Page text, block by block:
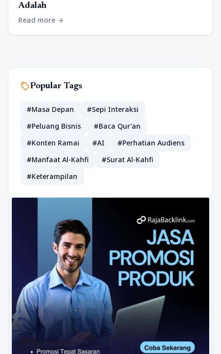
Adalah
Read more arrow_forward
sellPopular Tags
#Masa Depan
#Sepi Interaksi
#Peluang Bisnis
#Baca Qur’an
#Konten Ramai
#AI
#Perhatian Audiens
#Manfaat Al-Kahfi
#Surat Al-Kahfi
#Keterampilan